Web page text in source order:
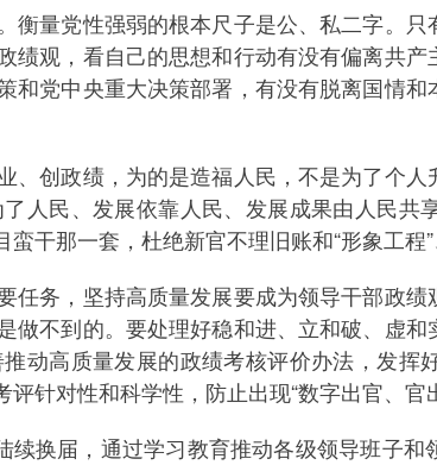
量党性强弱的根本尺子是公、私二字。只
观，看自己的思想和行动有没有偏离共
党中央重大决策部署，有没有脱离国情
创政绩，为的是造福人民，不是为了个人
人民、发展依靠人民、发展成果由人民
那一套，杜绝新官不理旧账和“形象工程”
务，坚持高质量发展要成为领导干部政绩
不到的。要处理好稳和进、立和破、虚
动高质量发展的政绩考核评价办法，发
针对性和科学性，防止出现“数字出官、官
换届，通过学习教育推动各级领导班子和